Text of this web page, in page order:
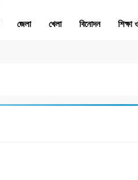
জেলা খেলা বিনোদন শিক্ষা